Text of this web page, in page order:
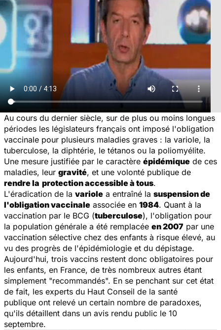
Au cours du dernier siècle, sur de plus ou moins longues
périodes les législateurs français ont imposé l'obligation
vaccinale pour plusieurs maladies graves : la variole, la
tuberculose, la diphtérie, le tétanos ou la poliomyélite.
Une mesure justifiée par le caractère épidémique de ces
maladies, leur gravité, et une volonté publique de
rendre la protection accessible à tous.
L'éradication de la variole a entraîné la suspension de
l'obligation vaccinale associée en 1984. Quant à la
vaccination par le BCG (tuberculose), l'obligation pour
la population générale a été remplacée en 2007 par une
vaccination sélective chez des enfants à risque élevé, au
vu des progrès de l'épidémiologie et du dépistage.
Aujourd'hui, trois vaccins restent donc obligatoires pour
les enfants, en France, de très nombreux autres étant
simplement "recommandés". En se penchant sur cet état
de fait, les experts du Haut Conseil de la santé
publique ont relevé un certain nombre de paradoxes,
qu'ils détaillent dans un avis rendu public le 10
septembre.